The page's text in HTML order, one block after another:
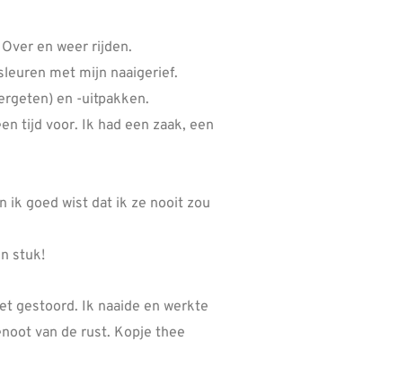
en weer rijden.
met mijn naaigerief.
en -uitpakken.
tijd voor. Ik had een zaak, een
ik goed wist dat ik ze nooit zou
stuk!
gestoord. Ik naaide en werkte
van de rust. Kopje thee